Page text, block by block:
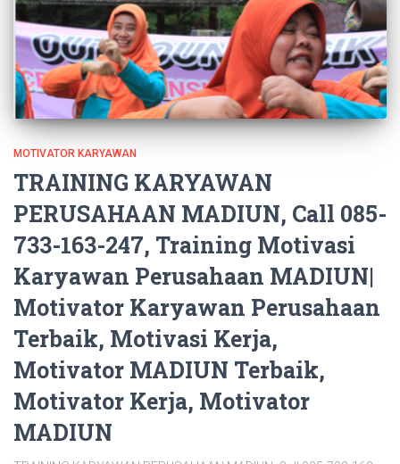
MOTIVATOR KARYAWAN
TRAINING KARYAWAN
PERUSAHAAN MADIUN, Call 085-
733-163-247, Training Motivasi
Karyawan Perusahaan MADIUN|
Motivator Karyawan Perusahaan
Terbaik, Motivasi Kerja,
Motivator MADIUN Terbaik,
Motivator Kerja, Motivator
MADIUN